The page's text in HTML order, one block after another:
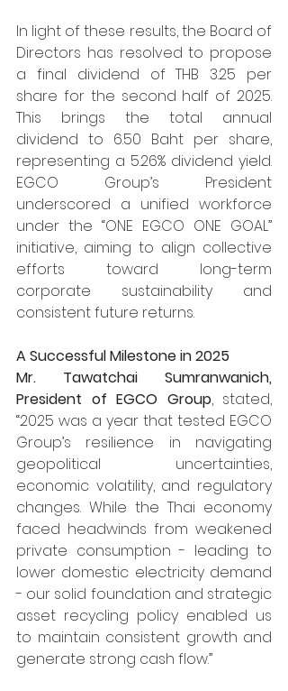
In light of these results, the Board of
Directors has resolved to propose
a final dividend of THB 3.25 per
share for the second half of 2025.
This brings the total annual
dividend to 6.50 Baht per share,
representing a 5.26% dividend yield.
EGCO Group’s President
underscored a unified workforce
under the “ONE EGCO ONE GOAL”
initiative, aiming to align collective
efforts toward long-term
corporate sustainability and
consistent future returns.
A Successful Milestone in 2025
Mr. Tawatchai Sumranwanich,
President of EGCO Group, stated,
“2025 was a year that tested EGCO
Group’s resilience in navigating
geopolitical uncertainties,
economic volatility, and regulatory
changes. While the Thai economy
faced headwinds from weakened
private consumption - leading to
lower domestic electricity demand
- our solid foundation and strategic
asset recycling policy enabled us
to maintain consistent growth and
generate strong cash flow.”